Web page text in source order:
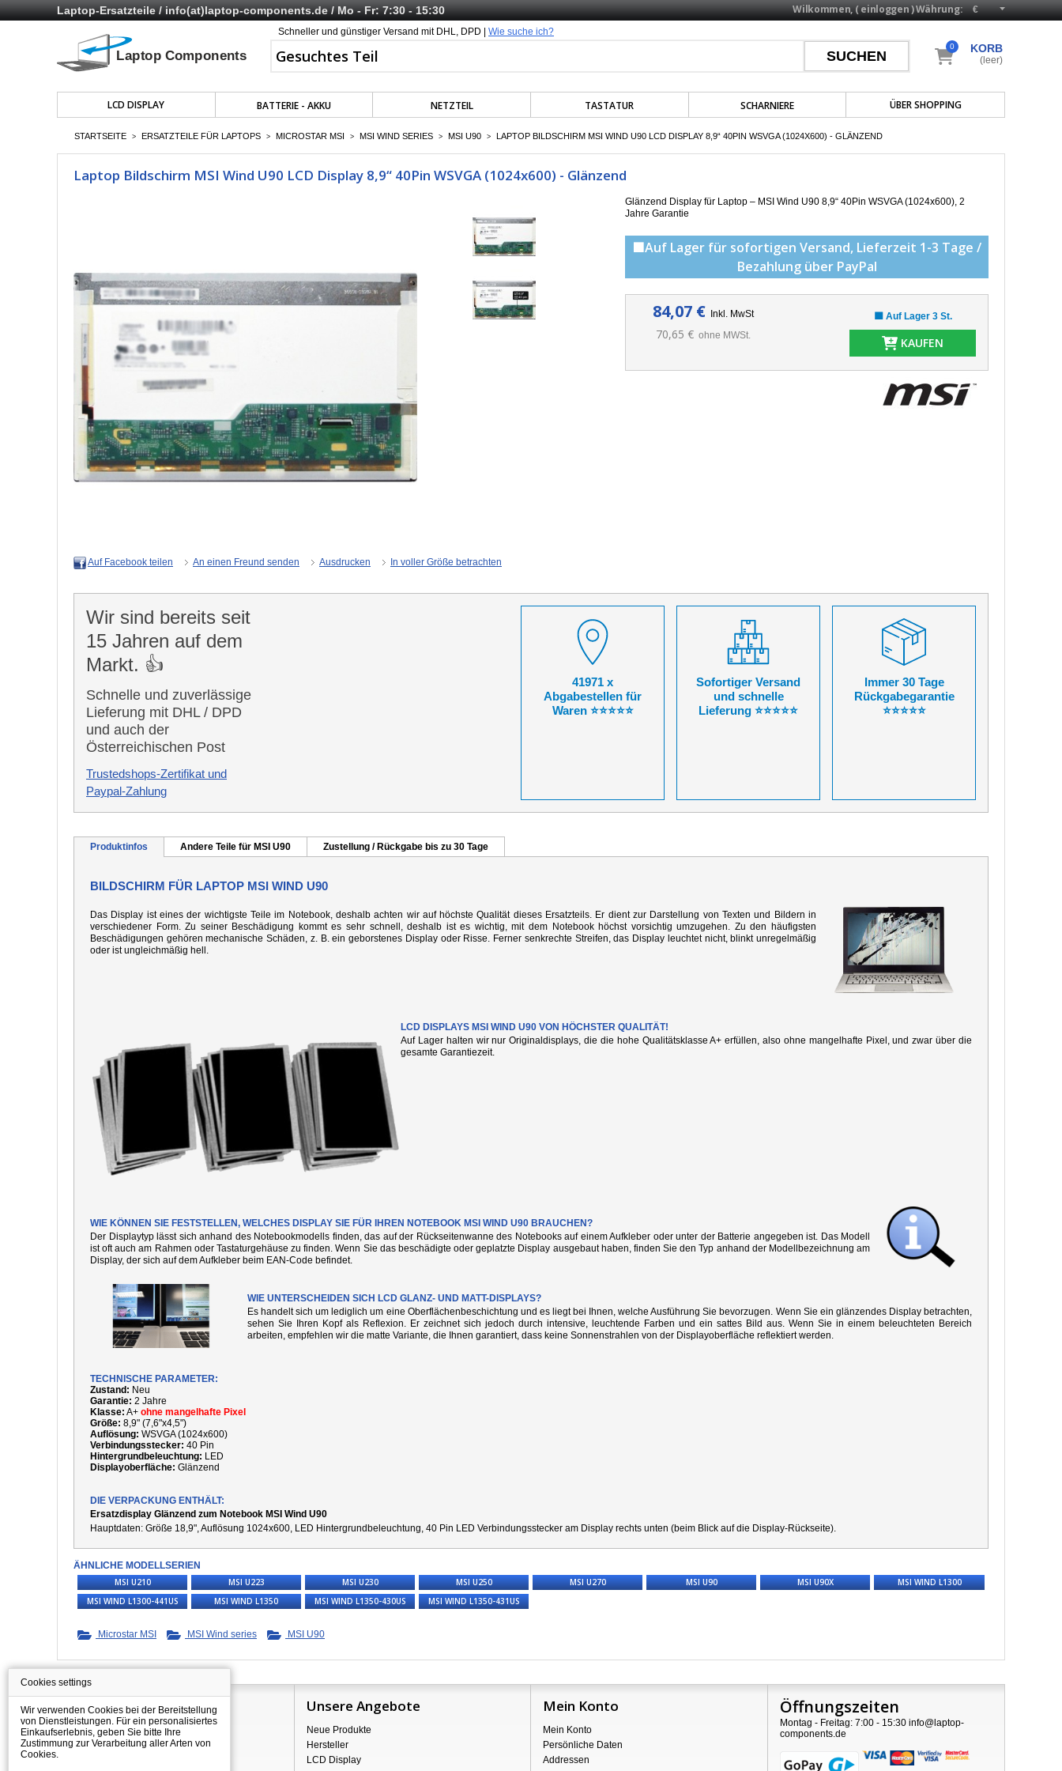
Laptop-Ersatzteile /info(at)laptop-components.de/ Mo - Fr: 7:30 - 15:30 Währung:
Wilkommen, (einloggen)
Schneller und günstiger Versand mit DHL, DPD | Wie suche ich?
LCD DISPLAY BATTERIE - AKKU NETZTEIL TASTATUR SCHARNIERE ÜBER SHOPPING
KORB
0
(leer)
STARTSEITE > ERSATZTEILE FÜR LAPTOPS > MICROSTAR MSI > MSI WIND SERIES > MSI U90 > LAPTOP BILDSCHIRM MSI WIND U90 LCD DISPLAY 8,9“ 40PIN WSVGA (1024X600) - GLÄNZEND
Laptop Bildschirm MSI Wind U90 LCD Display 8,9“ 40Pin WSVGA (1024x600) - Glänzend
Glänzend Display für Laptop – MSI Wind U90 8,9“ 40Pin WSVGA (1024x600), 2
Jahre Garantie
🟩Auf Lager für sofortigen Versand, Lieferzeit 1-3 Tage /
Bezahlung über PayPal
84,07 € Inkl. MwSt
70,65 € ohne MWSt.
🟩 Auf Lager 3 St.
KAUFEN
Auf Facebook teilen An einen Freund senden Ausdrucken In voller Größe betrachten
Wir sind bereits seit
15 Jahren auf dem
Markt. 👍
Schnelle und zuverlässige
Lieferung mit DHL / DPD
und auch der
Österreichischen Post
Trustedshops-Zertifikat und
Paypal-Zahlung
41971 x
Abgabestellen für
Waren ⭐⭐⭐⭐⭐
Sofortiger Versand
und schnelle
Lieferung ⭐⭐⭐⭐⭐
Immer 30 Tage
Rückgabegarantie
⭐⭐⭐⭐⭐
Produktinfos Andere Teile für MSI U90 Zustellung / Rückgabe bis zu 30 Tage
BILDSCHIRM FÜR LAPTOP MSI WIND U90
Das Display ist eines der wichtigste Teile im Notebook, deshalb achten wir auf höchste Qualität dieses Ersatzteils. Er dient zur Darstellung von Texten und Bildern in
verschiedener Form. Zu seiner Beschädigung kommt es sehr schnell, deshalb ist es wichtig, mit dem Notebook höchst vorsichtig umzugehen. Zu den häufigsten
Beschädigungen gehören mechanische Schäden, z. B. ein geborstenes Display oder Risse. Ferner senkrechte Streifen, das Display leuchtet nicht, blinkt unregelmäßig
oder ist ungleichmäßig hell.
LCD DISPLAYS MSI WIND U90 VON HÖCHSTER QUALITÄT!
Auf Lager halten wir nur Originaldisplays, die die hohe Qualitätsklasse A+ erfüllen, also ohne mangelhafte Pixel, und zwar über die
gesamte Garantiezeit.
WIE KÖNNEN SIE FESTSTELLEN, WELCHES DISPLAY SIE FÜR IHREN NOTEBOOK MSI WIND U90 BRAUCHEN?
Der Displaytyp lässt sich anhand des Notebookmodells finden, das auf der Rückseitenwanne des Notebooks auf einem Aufkleber oder unter der Batterie angegeben ist. Das Modell
ist oft auch am Rahmen oder Tastaturgehäuse zu finden. Wenn Sie das beschädigte oder geplatzte Display ausgebaut haben, finden Sie den Typ anhand der Modellbezeichnung am
Display, der sich auf dem Aufkleber beim EAN-Code befindet.
WIE UNTERSCHEIDEN SICH LCD GLANZ- UND MATT-DISPLAYS?
Es handelt sich um lediglich um eine Oberflächenbeschichtung und es liegt bei Ihnen, welche Ausführung Sie bevorzugen. Wenn Sie ein glänzendes Display betrachten,
sehen Sie Ihren Kopf als Reflexion. Er zeichnet sich jedoch durch intensive, leuchtende Farben und ein sattes Bild aus. Wenn Sie in einem beleuchteten Bereich
arbeiten, empfehlen wir die matte Variante, die Ihnen garantiert, dass keine Sonnenstrahlen von der Displayoberfläche reflektiert werden.
TECHNISCHE PARAMETER:
Zustand: Neu
Garantie: 2 Jahre
Klasse: A+ ohne mangelhafte Pixel
Größe: 8,9" (7,6"x4,5")
Auflösung: WSVGA (1024x600)
Verbindungsstecker: 40 Pin
Hintergrundbeleuchtung: LED
Displayoberfläche: Glänzend
DIE VERPACKUNG ENTHÄLT:
Ersatzdisplay Glänzend zum Notebook MSI Wind U90
Hauptdaten: Größe 18,9", Auflösung 1024x600, LED Hintergrundbeleuchtung, 40 Pin LED Verbindungsstecker am Display rechts unten (beim Blick auf die Display-Rückseite).
ÄHNLICHE MODELLSERIEN
MSI U210
MSI U223 MSI U230 MSI U250 MSI U270 MSI U90 MSI U90X
MSI WIND L1300
MSI WIND L1300-441US
MSI WIND L1350 MSI WIND L1350-430US MSI WIND L1350-431US
Microstar MSI MSI Wind series MSI U90
Information
Über Shopping
Versand
Unsere Angebote
Neue Produkte
Hersteller
LCD Display
Mein Konto
Mein Konto
Persönliche Daten
Addressen
Öffnungszeiten
Montag - Freitag: 7:00 - 15:30 info@laptop-
components.de
Cookies settings
Wir verwenden Cookies bei der Bereitstellung
von Dienstleistungen. Für ein personalisiertes
Einkaufserlebnis, geben Sie bitte Ihre
Zustimmung zur Verarbeitung aller Arten von
Cookies.